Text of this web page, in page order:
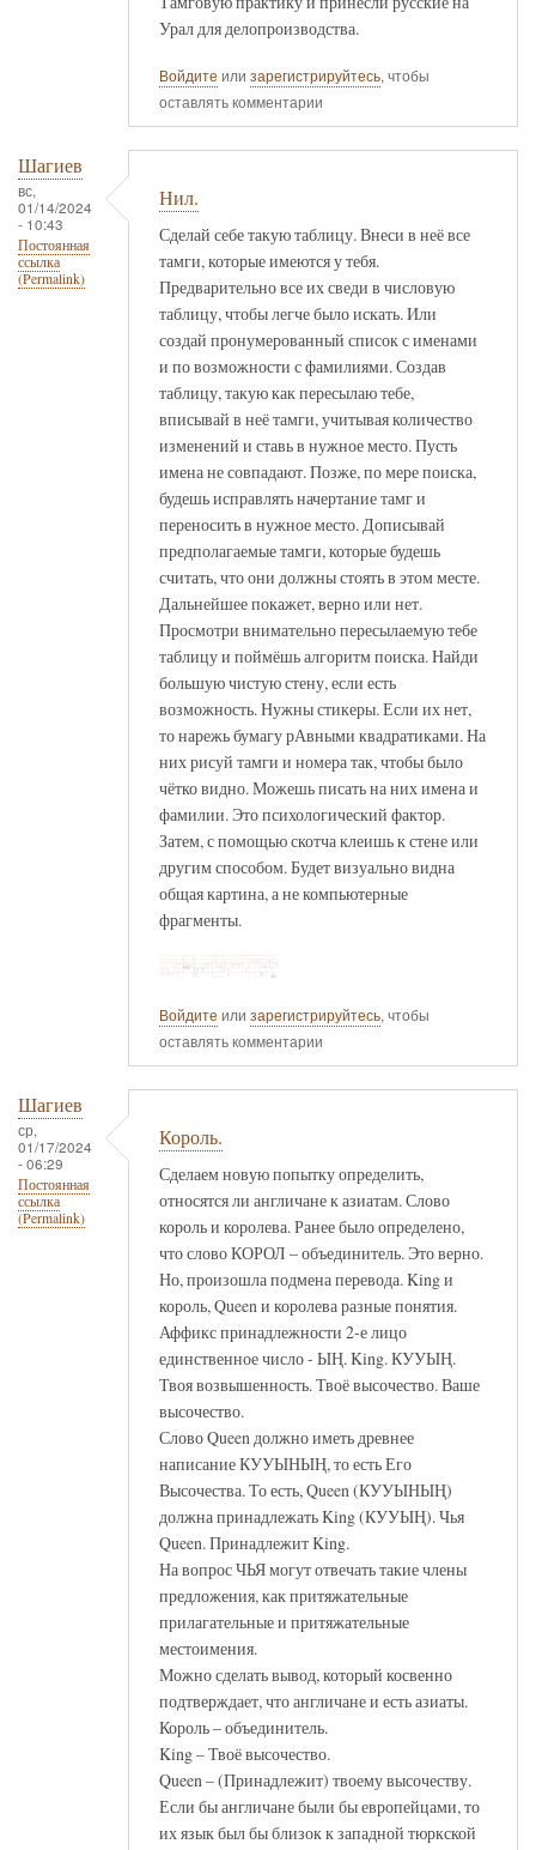
Урал для делопроизводства.
Войдите или зарегистрируйтесь, чтобы
оставлять комментарии
Шагиев
вс,
01/14/2024
- 10:43
Постоянная
ссылка
(Permalink)
Нил.
Сделай себе такую таблицу. Внеси в неё все
тамги, которые имеются у тебя.
Предварительно все их сведи в числовую
таблицу, чтобы легче было искать. Или
создай пронумерованный список с именами
и по возможности с фамилиями. Создав
таблицу, такую как пересылаю тебе,
вписывай в неё тамги, учитывая количество
изменений и ставь в нужное место. Пусть
имена не совпадают. Позже, по мере поиска,
будешь исправлять начертание тамг и
переносить в нужное место. Дописывай
предполагаемые тамги, которые будешь
считать, что они должны стоять в этом месте.
Дальнейшее покажет, верно или нет.
Просмотри внимательно пересылаемую тебе
таблицу и поймёшь алгоритм поиска. Найди
большую чистую стену, если есть
возможность. Нужны стикеры. Если их нет,
то нарежь бумагу рАвными квадратиками. На
них рисуй тамги и номера так, чтобы было
чётко видно. Можешь писать на них имена и
фамилии. Это психологический фактор.
Затем, с помощью скотча клеишь к стене или
другим способом. Будет визуально видна
общая картина, а не компьютерные
фрагменты.
Войдите или зарегистрируйтесь, чтобы
оставлять комментарии
Шагиев
ср,
01/17/2024
- 06:29
Постоянная
ссылка
(Permalink)
Король.
Сделаем новую попытку определить,
относятся ли англичане к азиатам. Слово
король и королева. Ранее было определено,
что слово КОРОЛ – объединитель. Это верно.
Но, произошла подмена перевода. King и
король, Queen и королева разные понятия.
Аффикс принадлежности 2-е лицо
единственное число - ЫҢ. King. КУУЫҢ.
Твоя возвышенность. Твоё высочество. Ваше
высочество.
Слово Queen должно иметь древнее
написание КУУЫНЫҢ, то есть Его
Высочества. То есть, Queen (КУУЫНЫҢ)
должна принадлежать King (КУУЫҢ). Чья
Queen. Принадлежит King.
На вопрос ЧЬЯ могут отвечать такие члены
предложения, как притяжательные
прилагательные и притяжательные
местоимения.
Можно сделать вывод, который косвенно
подтверждает, что англичане и есть азиаты.
Король – объединитель.
King – Твоё высочество.
Queen – (Принадлежит) твоему высочеству.
Если бы англичане были бы европейцами, то
их язык был бы близок к западной тюркской